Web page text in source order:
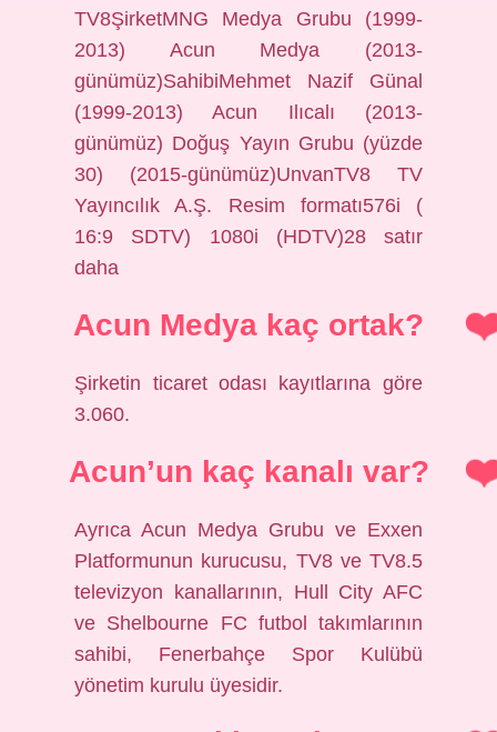
TV8ŞirketMNG Medya Grubu (1999-
2013) Acun Medya (2013-
günümüz)SahibiMehmet Nazif Günal
(1999-2013) Acun Ilıcalı (2013-
günümüz) Doğuş Yayın Grubu (yüzde
30) (2015-günümüz)UnvanTV8 TV
Yayıncılık A.Ş. Resim formatı576i (
16:9 SDTV) 1080i (HDTV)28 satır
daha
Acun Medya kaç ortak?
Şirketin ticaret odası kayıtlarına göre
3.060.
Acun’un kaç kanalı var?
Ayrıca Acun Medya Grubu ve Exxen
Platformunun kurucusu, TV8 ve TV8.5
televizyon kanallarının, Hull City AFC
ve Shelbourne FC futbol takımlarının
sahibi, Fenerbahçe Spor Kulübü
yönetim kurulu üyesidir.